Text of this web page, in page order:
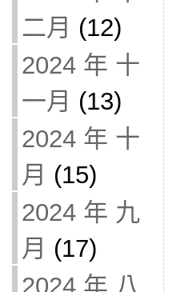
二月 (12)
2024 年 十
一月 (13)
2024 年 十
月 (15)
2024 年 九
月 (17)
2024 年 八